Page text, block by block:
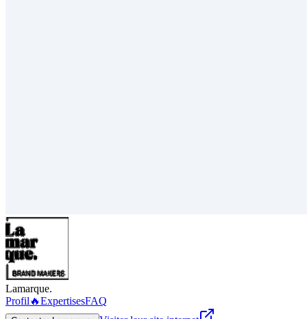
Lamarque.
Profil 🔥ExpertisesFAQ